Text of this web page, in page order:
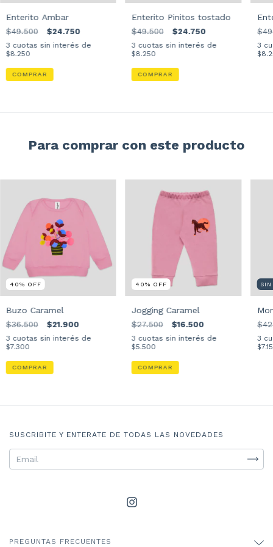
Enterito Ambar
$49.500 $24.750
3 cuotas sin interés de
$8.250
COMPRAR
Enterito Pinitos tostado
$49.500 $24.750
3 cuotas sin interés de
$8.250
COMPRAR
3
Para comprar con este producto
40% OFF
Buzo Caramel
$36.500 $21.900
3 cuotas sin interés de
$7.300
COMPRAR
40% OFF
Jogging Caramel
$27.500 $16.500
3 cuotas sin interés de
$5.500
COMPRAR
3
SUSCRIBITE Y ENTERATE DE TODAS LAS NOVEDADES
PREGUNTAS FRECUENTES